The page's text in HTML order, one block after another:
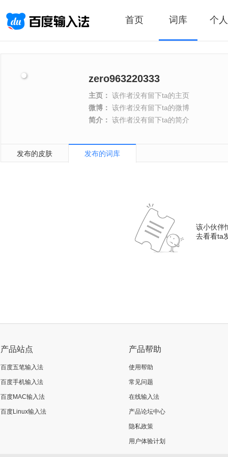
首页 词库 个
zero963220333
主页： 该作者没有留下ta的主页
微博： 该作者没有留下ta的微博
简介： 该作者没有留下ta的简介
发布的皮肤 发布的词库
该小伙伴
去看看ta
产品站点
百度五笔输入法
百度手机输入法
百度MAC输入法
百度Linux输入法
产品帮助
使用帮助
常见问题
在线输入法
产品论坛中心
隐私政策
用户体验计划